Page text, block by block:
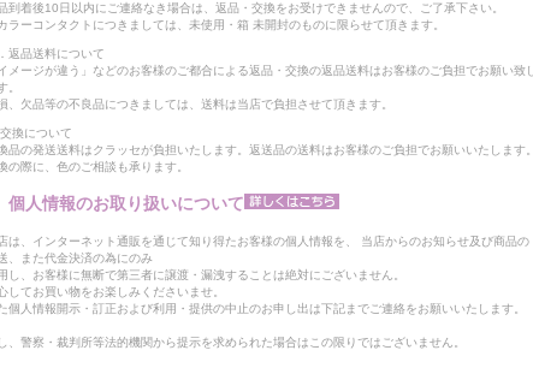
到着後10日以内にご連絡なき場合は、返品・交換をお受けできませんので、ご了承下さい。
ラーコンタクトにつきましては、未使用・箱 未開封のものに限らせて頂きます。
返品送料について
イメージが違う」などのお客様のご都合による返品・交換の返品送料はお客様のご負担でお願い致し
。
、欠品等の不良品につきましては、送料は当店で負担させて頂きます。
換について
品の発送送料はクラッセが負担いたします。返送品の送料はお客様のご負担でお願いいたします。
の際に、色のご相談も承ります。
個人情報のお取り扱いについて
は、インターネット通販を通じて知り得たお客様の個人情報を、 当店からのお知らせ及び商品の
、また代金決済の為にのみ
し、お客様に無断で第三者に譲渡・漏洩することは絶対にございません。
してお買い物をお楽しみくださいませ。
個人情報開示・訂正および利用・提供の中止のお申し出は下記までご連絡をお願いいたします。
、警察・裁判所等法的機関から提示を求められた場合はこの限りではございません。